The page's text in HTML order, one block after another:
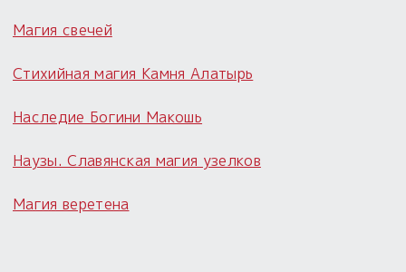
на заказ от 4 тыс. руб. со скидкой
Оберег в подарок
Магия свечей
Стихийная магия Камня Алатырь
Наследие Богини Макошь
Наузы. Славянская магия узелков
Магия веретена